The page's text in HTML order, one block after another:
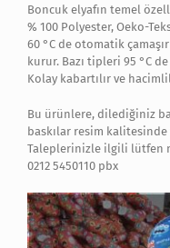
Boncuk elyafın temel
% 100 Polyester, Oeko-
60 °C de otomatik
kurur. Bazı tipleri 95 °C
Kolay kabartılır ve
Bu ürünlere, dilediğiniz
baskılar resim
Taleplerinizle ilgili lütfen
0212 5450110 pbx